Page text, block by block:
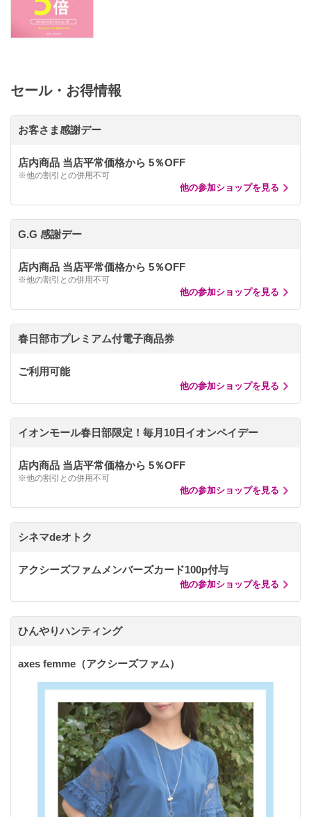
セール・お得情報
お客さま感謝デー
店内商品 当店平常価格から 5％OFF
※他の割引との併用不可
他の参加ショップを見る
G.G 感謝デー
店内商品 当店平常価格から 5％OFF
※他の割引との併用不可
他の参加ショップを見る
春日部市プレミアム付電子商品券
ご利用可能
他の参加ショップを見る
イオンモール春日部限定！毎月10日イオンペイデー
店内商品 当店平常価格から 5％OFF
※他の割引との併用不可
他の参加ショップを見る
シネマdeオトク
アクシーズファムメンバーズカード100p付与
他の参加ショップを見る
ひんやりハンティング
axes femme（アクシーズファム）